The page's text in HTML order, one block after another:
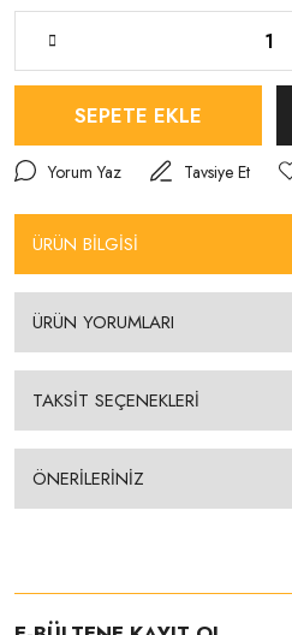
SEPETE EKLE
Yorum Yaz Tavsiye Et
ÜRÜN BİLGİSİ
ÜRÜN YORUMLARI
TAKSİT SEÇENEKLERİ
ÖNERİLERİNİZ